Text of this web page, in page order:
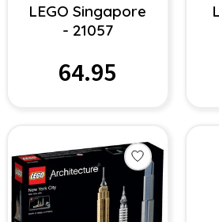
LEGO Singapore
- 21057
64.95